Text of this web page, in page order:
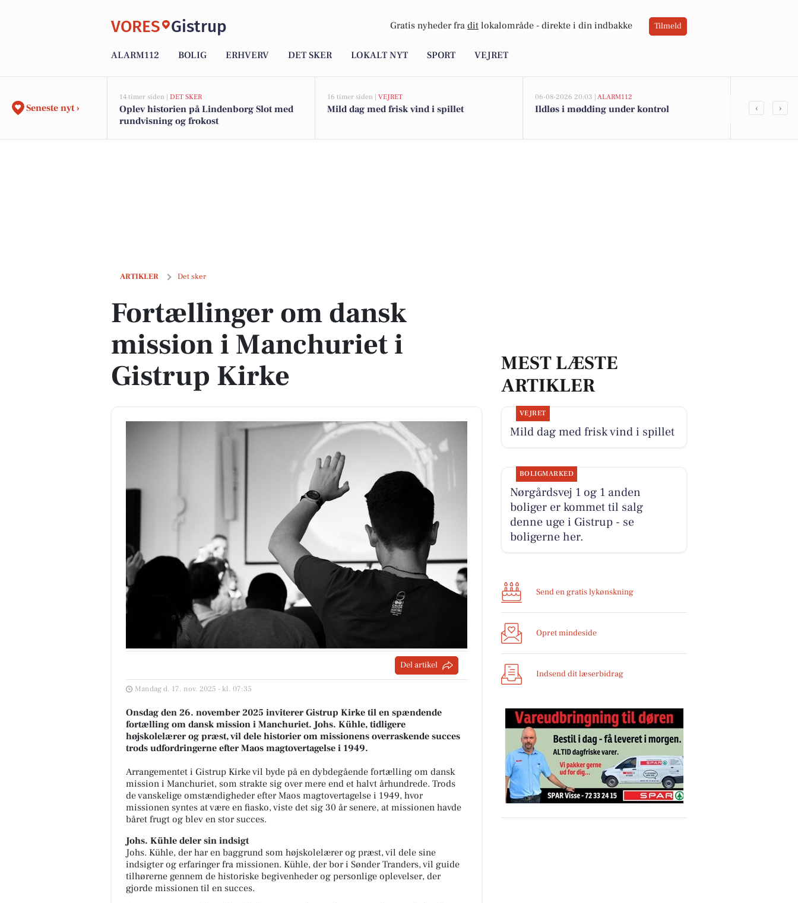
VORES Gistrup Gratis nyheder fra dit lokalområde - direkte i din indbakke Tilmeld
ALARM112 BOLIG ERHVERV DET SKER LOKALT NYT SPORT VEJRET
Seneste nyt ›
14 timer siden | DET SKER
Oplev historien på Lindenborg Slot med
rundvisning og frokost
16 timer siden | VEJRET
Mild dag med frisk vind i spillet
06-08-2026 20:03 | ALARM112
Ildløs i mødding under kontrol
Savner du
‹ ›
ARTIKLER Det sker
Fortællinger om dansk mission i Manchuriet i Gistrup Kirke
Fortællinger om dansk
mission i Manchuriet i
Gistrup Kirke
Del artikel
Mandag d. 17. nov. 2025 - kl. 07:35
Onsdag den 26. november 2025 inviterer Gistrup Kirke til en spændende
fortælling om dansk mission i Manchuriet. Johs. Kühle, tidligere
højskolelærer og præst, vil dele historier om missionens overraskende succes
trods udfordringerne efter Maos magtovertagelse i 1949.
Arrangementet i Gistrup Kirke vil byde på en dybdegående fortælling om dansk
mission i Manchuriet, som strakte sig over mere end et halvt århundrede. Trods
de vanskelige omstændigheder efter Maos magtovertagelse i 1949, hvor
missionen syntes at være en fiasko, viste det sig 30 år senere, at missionen havde
båret frugt og blev en stor succes.
Johs. Kühle deler sin indsigt
Johs. Kühle, der har en baggrund som højskolelærer og præst, vil dele sine
indsigter og erfaringer fra missionen. Kühle, der bor i Sønder Tranders, vil guide
tilhørerne gennem de historiske begivenheder og personlige oplevelser, der
gjorde missionen til en succes.
MEST LÆSTE
ARTIKLER
VEJRET
Mild dag med frisk vind i spillet
BOLIGMARKED
Nørgårdsvej 1 og 1 anden
boliger er kommet til salg
denne uge i Gistrup - se
boligerne her.
Send en gratis lykønskning
Opret mindeside
Indsend dit læserbidrag